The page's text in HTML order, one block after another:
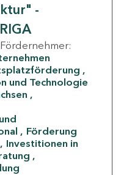
-
Fördernehmer:
und Technologie
Förderung
Investitionen in